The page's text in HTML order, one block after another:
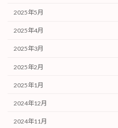
2025年5月
2025年4月
2025年3月
2025年2月
2025年1月
2024年12月
2024年11月